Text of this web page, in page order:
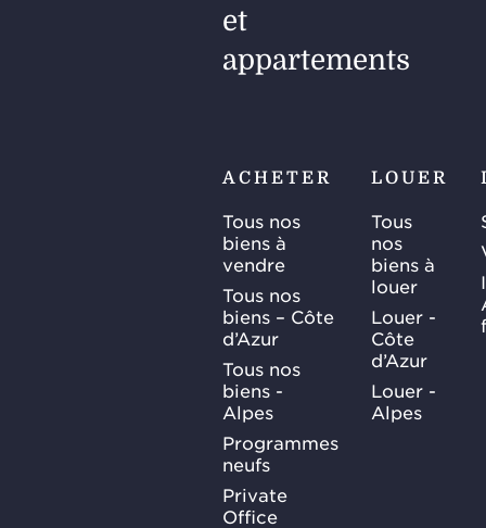
et
appartements
ACHETER
Tous nos
biens à
vendre
Tous nos
biens – Côte
d’Azur
Tous nos
biens -
Alpes
Programmes
neufs
Private
Office
LOUER
Tous
nos
biens à
louer
Louer -
Côte
d’Azur
Louer -
Alpes